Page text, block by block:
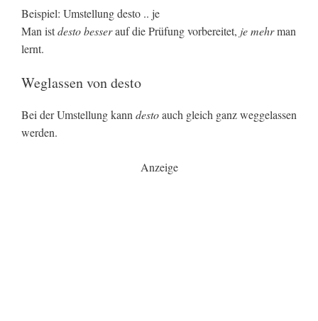
Beispiel: Umstellung desto .. je
Man istdesto besserauf die Prüfung vorbereitet, je mehrman
lernt.
Weglassen von desto
Bei der Umstellung kann destoauch gleich ganz weggelassen
werden.
Anzeige